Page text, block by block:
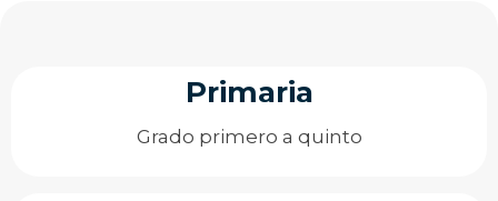
Primaria
Grado primero a quinto